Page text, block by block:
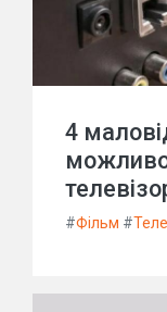
4
#Фільм #